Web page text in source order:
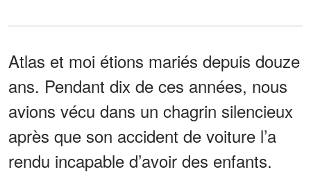
Atlas et moi étions mariés depuis douze
ans. Pendant dix de ces années, nous
avions vécu dans un chagrin silencieux
après que son accident de voiture l’a
rendu incapable d’avoir des enfants.